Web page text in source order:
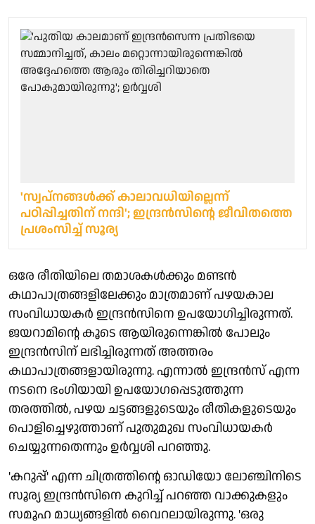
'സ്വപ്നങ്ങൾക്ക് കാലാവധിയില്ലെന്ന്
പഠിപ്പിച്ചതിന് നന്ദി'; ഇന്ദ്രൻസിന്റെ ജീവിതത്തെ
പ്രശംസിച്ച് സൂര്യ
ഒരേ രീതിയിലെ തമാശകൾക്കും മണ്ടൻ
കഥാപാത്രങ്ങളിലേക്കും മാത്രമാണ് പഴയകാല
സംവിധായകർ ഇന്ദ്രൻസിനെ ഉപയോഗിച്ചിരുന്നത്.
ജയറാമിന്റെ കൂടെ ആയിരുന്നെങ്കിൽ പോലും
ഇന്ദ്രൻസിന് ലഭിച്ചിരുന്നത് അത്തരം
കഥാപാത്രങ്ങളായിരുന്നു. എന്നാൽ ഇന്ദ്രൻസ് എന്ന
നടനെ ഭംഗിയായി ഉപയോഗപ്പെടുത്തുന്ന
തരത്തിൽ, പഴയ ചട്ടങ്ങളുടെയും രീതികളുടെയും
പൊളിച്ചെഴുത്താണ് പുതുമുഖ സംവിധായകർ
ചെയ്യുന്നതെന്നും ഉർവ്വശി പറഞ്ഞു.
'കറുപ്പ്' എന്ന ചിത്രത്തിന്റെ ഓഡിയോ ലോഞ്ചിനിടെ
സൂര്യ ഇന്ദ്രൻസിനെ കുറിച്ച് പറഞ്ഞ വാക്കുകളും
സമൂഹ മാധ്യങ്ങളിൽ വൈറലായിരുന്നു. 'ഒരു